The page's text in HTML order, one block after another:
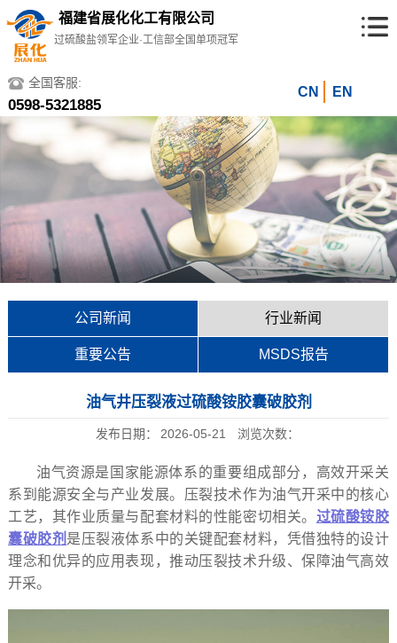
福建省展化化工有限公司
过硫酸盐领军企业·工信部全国单项冠军
全国客服:
0598-5321885
CN EN
公司新闻 行业新闻
重要公告 MSDS报告
油气井压裂液过硫酸铵胶囊破胶剂
发布日期： 2026-05-21 浏览次数：
油气资源是国家能源体系的重要组成部分，高效开采关
系到能源安全与产业发展。压裂技术作为油气开采中的核心
工艺，其作业质量与配套材料的性能密切相关。 过硫酸铵胶
囊破胶剂 是压裂液体系中的关键配套材料，凭借独特的设计
理念和优异的应用表现，推动压裂技术升级、保障油气高效
开采。